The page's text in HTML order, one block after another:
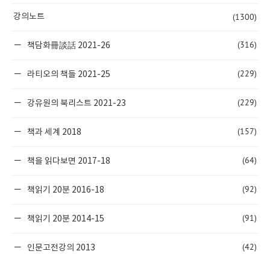
강의노트 (1300)
책담화冊談話 2021-26 (316)
라티오의 책들 2021-25 (229)
강유원의 북리스트 2021-23 (229)
책과 세계 2018 (157)
책을 읽다보면 2017-18 (64)
책읽기 20분 2016-18 (92)
책읽기 20분 2014-15 (91)
인문고전강의 2013 (42)